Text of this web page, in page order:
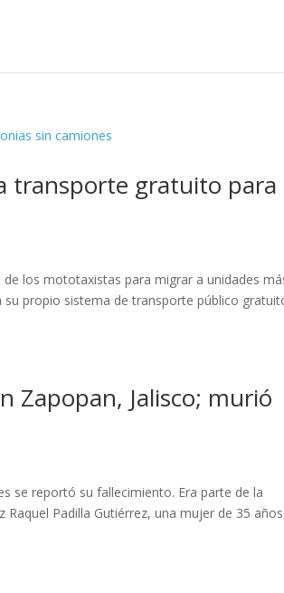
transporte gratuito para
los mototaxistas para migrar a unidades
su propio sistema de transporte público
Zapopan, Jalisco; murió
se reportó su fallecimiento. Era parte de la
Padilla Gutiérrez, una mujer de 35